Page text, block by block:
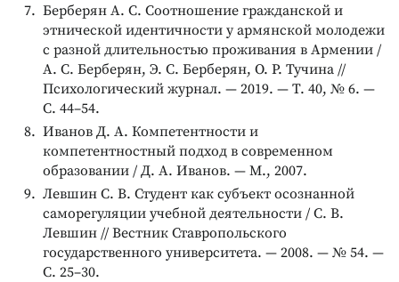
Берберян А. С. Соотношение гражданской и
этнической идентичности у армянской молодежи
с разной длительностью проживания в Армении /
А. С. Берберян, Э. С. Берберян, О. Р. Тучина //
Психологический журнал. — 2019. — Т. 40, № 6. —
С. 44–54.
Иванов Д. А. Компетентности и
компетентностный подход в современном
образовании / Д. А. Иванов. — М., 2007.
Левшин С. В. Студент как субъект осознанной
саморегуляции учебной деятельности / С. В.
Левшин // Вестник Ставропольского
государственного университета. — 2008. — № 54. —
С. 25–30.